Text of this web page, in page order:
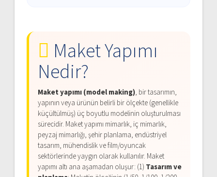
Maket Yapımı
Nedir?
Maket yapımı (model making) , bir tasarımın,
yapının veya ürünün belirli bir ölçekte (genellikle
küçültülmüş) üç boyutlu modelinin oluşturulması
sürecidir. Maket yapımı mimarlık, iç mimarlık,
peyzaj mimarlığı, şehir planlama, endüstriyel
tasarım, mühendislik ve film/oyuncak
sektörlerinde yaygın olarak kullanılır. Maket
yapımı altı ana aşamadan oluşur: (1) Tasarım ve